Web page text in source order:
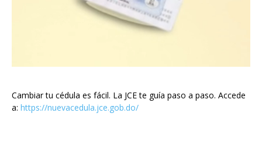
Cambiar tu cédula es fácil. La JCE te guía paso a paso. Accede
a: https://nuevacedula.jce.gob.do/